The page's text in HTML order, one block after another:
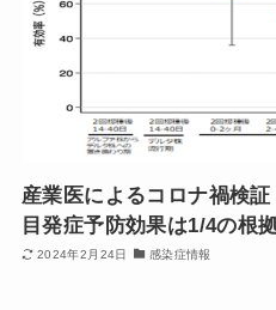
産業医によるコロナ禍検
目発症予防効果は1/4の根
2024年2月24日 感染症情報